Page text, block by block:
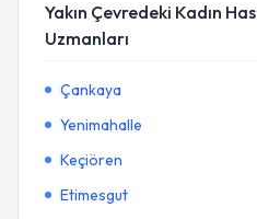
Yakın Çevredeki Kadın
Uzmanları
Çankaya
Yenimahalle
Keçiören
Etimesgut